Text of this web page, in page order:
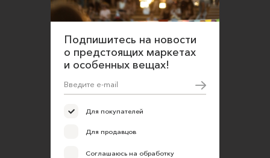
Правила сайта
Оферта для покупателей
Политика конфиденциальности
Согласие на обработку персональных данных
Подпишитесь на новости
о предстоящих маркетах
и особенных вещах!
Для покупателей
Для продавцов
Соглашаюсь на обработку